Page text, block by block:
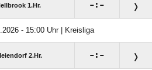
1.Hr. : 
- 15:00 Uhr | Kreisliga
2.Hr. : 